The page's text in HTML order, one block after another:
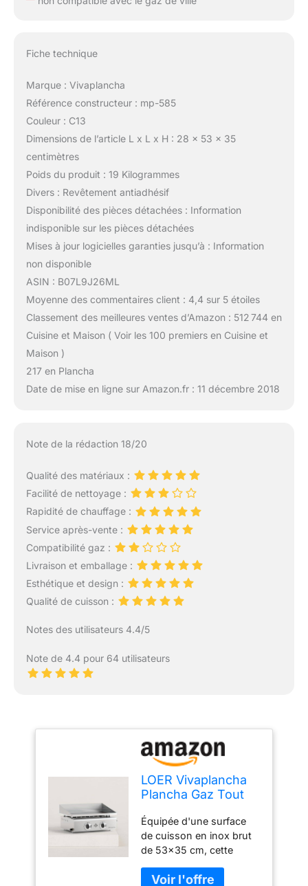
Fiche technique
Marque : Vivaplancha
Référence constructeur : mp-585
Couleur : C13
Dimensions de l’article L x L x H : 28 x 53 x 35
centimètres
Poids du produit : 19 Kilogrammes
Divers : Revêtement antiadhésif
Disponibilité des pièces détachées : Information
indisponible sur les pièces détachées
Mises à jour logicielles garanties jusqu’à : Information
non disponible
ASIN : B07L9J26ML
Moyenne des commentaires client : 4,4 sur 5 étoiles
Classement des meilleures ventes d’Amazon : 512 744 en
Cuisine et Maison ( Voir les 100 premiers en Cuisine et
Maison )
217 en Plancha
Date de mise en ligne sur Amazon.fr : 11 décembre 2018
Note de la rédaction 18/20
Qualité des matériaux :
Facilité de nettoyage :
Rapidité de chauffage :
Service après-vente :
Compatibilité gaz :
Livraison et emballage :
Esthétique et design :
Qualité de cuisson :
Notes des utilisateurs 4.4/5
Note de 4.4 pour 64 utilisateurs
LOER Vivaplancha
Plancha Gaz Tout
Anti-adhésive et
Nettoyage Facile
modèle Flamenco
Équipée d'une surface
de cuisson en inox brut
de 53x35 cm, cette
par 2 brûleurs d'une